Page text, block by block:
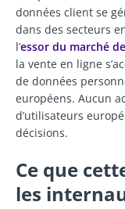
données client se
dans des secteurs
l’essor du marché
la vente en ligne
de données
européens. Aucun
d’utilisateurs
décisions.
Ce que
les